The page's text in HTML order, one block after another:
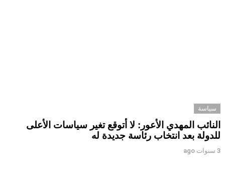
سياسة
النائب المهدي الأعور: لا أتوقع تغير سياسات الأعلى
للدولة بعد انتخاب رئاسة جديدة له
3 سنوات ago